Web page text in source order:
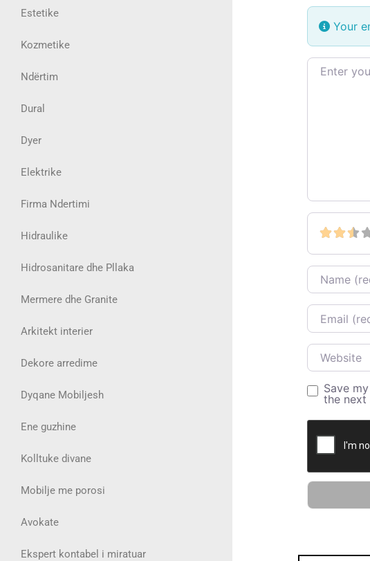
Estetike
Kozmetike
Ndërtim
Dural
Dyer
Elektrike
Firma Ndertimi
Hidraulike
Hidrosanitare dhe Pllaka
Mermere dhe Granite
Arkitekt interier
Dekore arredime
Dyqane Mobiljesh
Ene guzhine
Kolltuke divane
Mobilje me porosi
Avokate
Ekspert kontabel i miratuar
Your
Review text
Name
Email
Website
Save
the next